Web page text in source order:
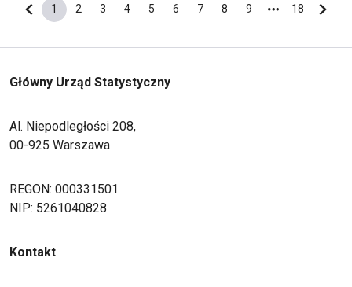
Poprzednia strona
Bieżąca strona
1
Strona
2
Strona
3
Strona
4
Strona
5
Strona
6
Strona
7
Strona
8
Strona
9
Ostatnia
18
Główny Urząd Statystyczny
Al. Niepodległości 208,
00-925 Warszawa
REGON: 000331501
NIP: 5261040828
Kontakt